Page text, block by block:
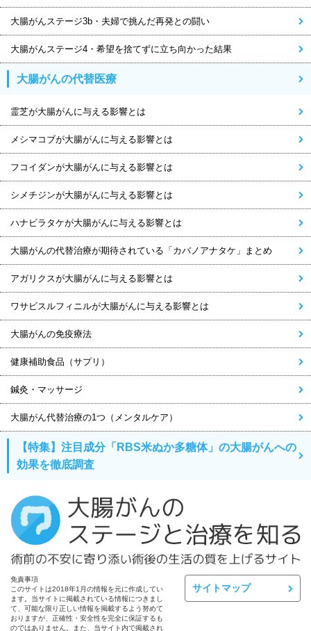
大腸がんステージ3b・夫婦で挑んだ再発との闘い
大腸がんステージ4・希望を捨てずに立ち向かった結果
大腸がんの代替医療
霊芝が大腸がんに与える影響とは
メシマコブが大腸がんに与える影響とは
フコイダンが大腸がんに与える影響とは
シメチジンが大腸がんに与える影響とは
ハナビラタケが大腸がんに与える影響とは
大腸がんの代替治療が期待されている「カバノアナタケ」まとめ
アガリクスが大腸がんに与える影響とは
ワサビスルフィニルが大腸がんに与える影響とは
大腸がんの免疫療法
健康補助食品（サプリ）
鍼灸・マッサージ
大腸がん代替治療の1つ（メンタルケア）
【特集】注目成分「RBS米ぬか多糖体」の大腸がんへの
効果を徹底調査
免責事項
このサイトは2018年1月の情報を元に作成してい
ます。当サイトに掲載されている情報につきまし
て、可能な限り正しい情報を掲載するよう努めて
おりますが、正確性・安全性を完全に保証するも
のではありません。また、当サイト内で掲載され
サイトマップ